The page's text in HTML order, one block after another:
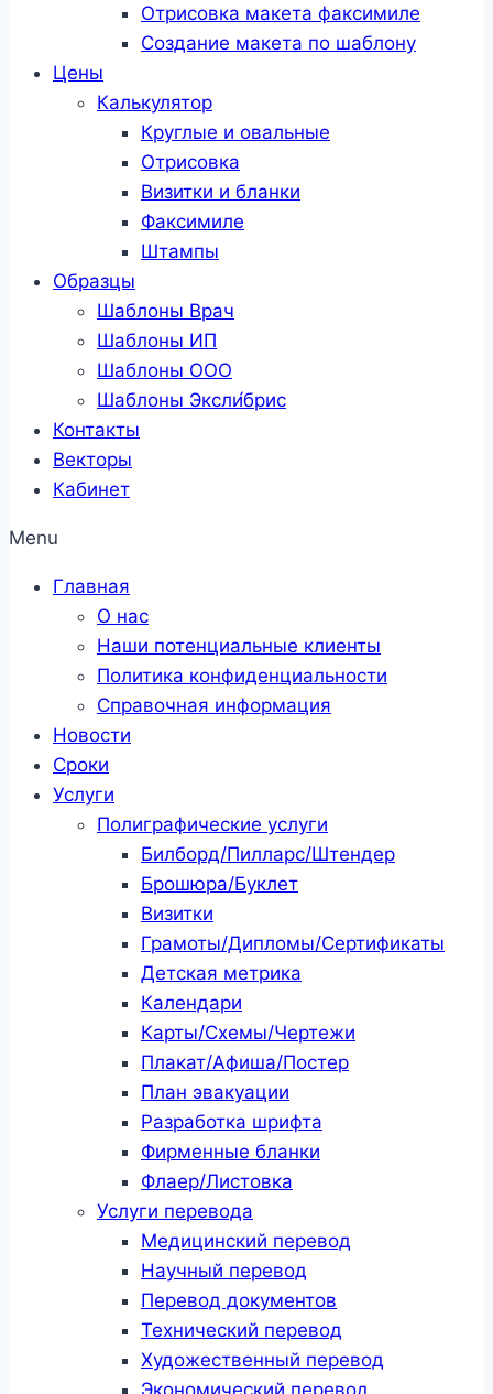
Отрисовка макета факсимиле
Создание макета по шаблону
Цены
Калькулятор
Круглые и овальные
Отрисовка
Визитки и бланки
Факсимиле
Штампы
Образцы
Шаблоны Врач
Шаблоны ИП
Шаблоны ООО
Шаблоны Эксли́брис
Контакты
Векторы
Кабинет
Menu
Главная
О нас
Наши потенциальные клиенты
Политика конфиденциальности
Справочная информация
Новости
Сроки
Услуги
Полиграфические услуги
Билборд/Пилларс/Штендер
Брошюра/Буклет
Визитки
Грамоты/Дипломы/Сертификаты
Детская метрика
Календари
Карты/Схемы/Чертежи
Плакат/Афиша/Постер
План эвакуации
Разработка шрифта
Фирменные бланки
Флаер/Листовка
Услуги перевода
Медицинский перевод
Научный перевод
Перевод документов
Технический перевод
Художественный перевод
Экономический перевод